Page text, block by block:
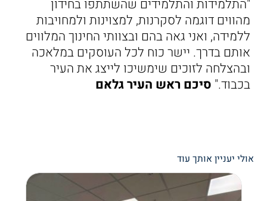
"התלמידות והתלמידים שהשתתפו בחידון
מהווים דוגמה לסקרנות, למצוינות ולמחויבות
ללמידה, ואני גאה בהם ובצוותי החינוך המלווים
אותם בדרך. יישר כוח לכל העוסקים במלאכה
ובהצלחה לזוכים שימשיכו לייצג את העיר
בכבוד." סיכם ראש העיר גלאם
אולי יעניין אותך עוד